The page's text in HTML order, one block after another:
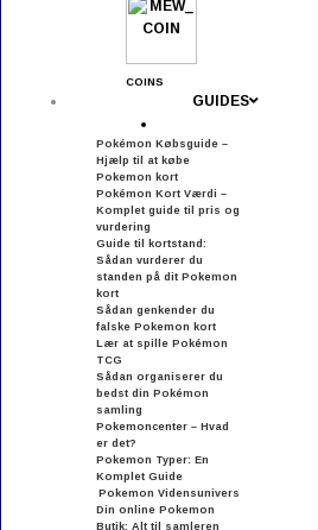
COINS
GUIDES
Pokémon Købsguide –
Hjælp til at købe
Pokemon kort
Pokémon Kort Værdi –
Komplet guide til pris og
vurdering
Guide til kortstand:
Sådan vurderer du
standen på dit Pokemon
kort
Sådan genkender du
falske Pokemon kort
Lær at spille Pokémon
TCG
Sådan organiserer du
bedst din Pokémon
samling
Pokemoncenter – Hvad
er det?
Pokemon Typer: En
Komplet Guide
Pokemon Vidensunivers
Din online Pokemon
Butik: Alt til samleren
Varenummer (SKU):2574Kategorier:
Scarlet & VioletTag:slowbro
Beskrivelse
Yderligere information
Anmeldelser (0)
Beskrivelse
Slowbro 80 / 165 fra